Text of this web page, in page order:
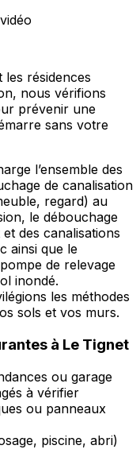
les résidences
nous vérifions
prévenir une
sans votre
l’ensemble des
de canalisation
regard) au
le débouchage
des canalisations
ainsi que le
de relevage
inondé.
les méthodes
sols et vos murs.
à Le Tignet
ou garage
à vérifier
ou panneaux
piscine, abri)